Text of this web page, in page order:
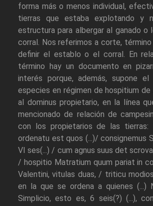
forma más o menos individual,
tierras que estaba explotando y
estructura para albergar al ganado o
corral. Nos referimos a corte,
definir el establo o el corral. En
término hay un documento en
interés porque, además, supone
especies en régimen de hospitium de
al dominus propietario, en la línea
mencionado de relación de
con los propietarios de las tierras:
ordenatu est quos (...)/ consignemus
VI ses(...) / cum agnus suus det
/ hospitio Matratium quum pariat in
Valentini, vitulas duas, / triticu
en la que se ordena a quienes (...)
Simplicio, esto es, 6 seis(?) (...),